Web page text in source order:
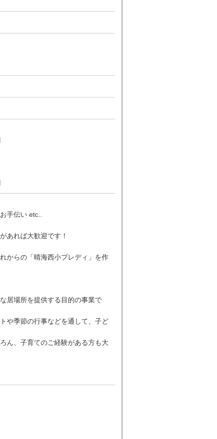
手伝い etc..
あれば大歓迎です！
からの「晴海西小プレディ」を作
居場所を提供する目的の事業で
や季節の行事などを通して、子ど
ん、子育てのご経験がある方も大